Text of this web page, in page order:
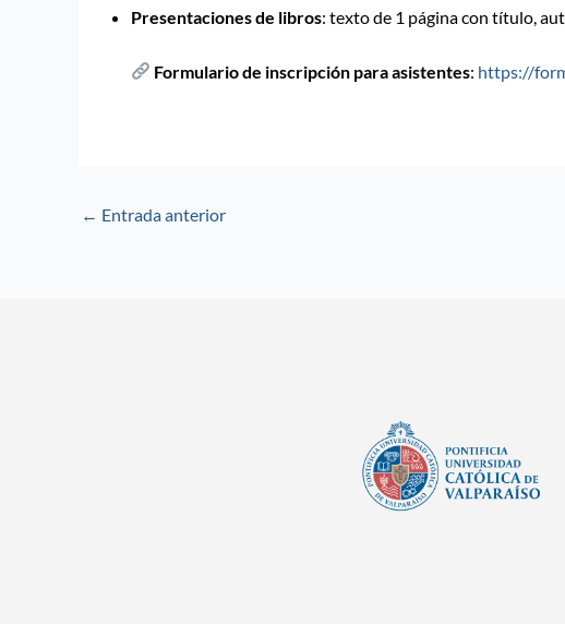
Presentaciones de libros: texto de 1 página con título,
Formulario de inscripción para asistentes: https://
← Entrada anterior